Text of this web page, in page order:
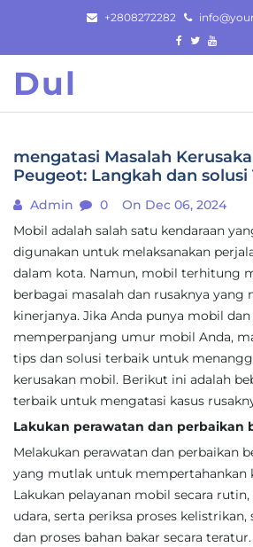
content
+2808272282
Dul
mengatasi Masalah
Peugeot: Langkah dan solusi
Admin 0
On Dec 06, 2024
Mobil adalah salah satu kendaraan
digunakan untuk melaksanakan
dalam kota. Namun, mobil terhitung
berbagai masalah dan rusaknya yang
kinerjanya. Jika Anda punya mobil
memperpanjang umur mobil Anda,
tips dan solusi terbaik untuk
kerusakan mobil. Berikut ini adalah
terbaik untuk mengatasi kasus
Lakukan perawatan dan perbaikan
Melakukan perawatan dan perbaikan
yang mutlak untuk mempertahankan
Lakukan pelayanan mobil secara
udara, serta periksa proses
dan proses bahan bakar secara